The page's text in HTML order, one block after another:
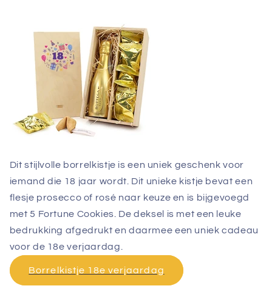
Dit stijlvolle borrelkistje is een uniek geschenk voor
iemand die 18 jaar wordt. Dit unieke kistje bevat een
flesje prosecco of rosé naar keuze en is bijgevoegd
met 5 Fortune Cookies. De deksel is met een leuke
bedrukking afgedrukt en daarmee een uniek cadeau
voor de 18e verjaardag.
Borrelkistje 18e verjaardag